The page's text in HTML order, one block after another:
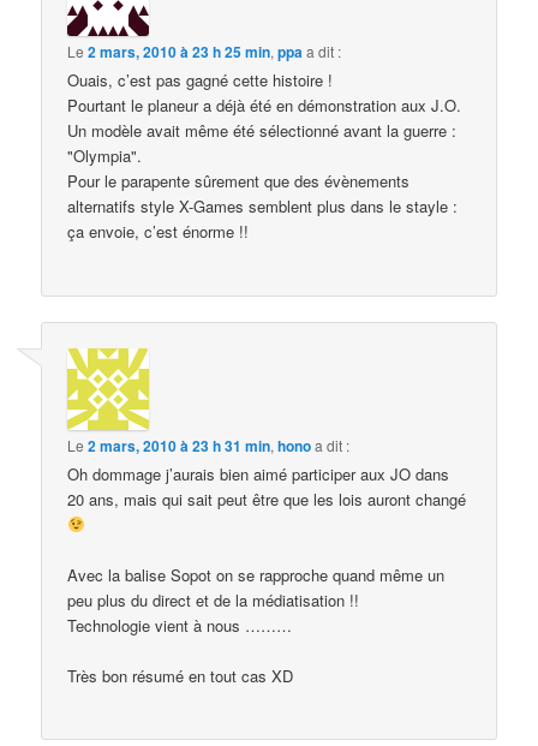
Le2 mars, 2010 à 23 h 25 min,ppaa dit :
Ouais, c’est pas gagné cette histoire !
Pourtant le planeur a déjà été en démonstration aux J.O.
Un modèle avait même été sélectionné avant la guerre :
"Olympia".
Pour le parapente sûrement que des évènements
alternatifs style X-Games semblent plus dans le stayle :
ça envoie, c’est énorme !!
Le2 mars, 2010 à 23 h 31 min,honoa dit :
Oh dommage j’aurais bien aimé participer aux JO dans
20 ans, mais qui sait peut être que les lois auront changé
Avec la balise Sopot on se rapproche quand même un
peu plus du direct et de la médiatisation !!
Technologie vient à nous ………
Très bon résumé en tout cas XD